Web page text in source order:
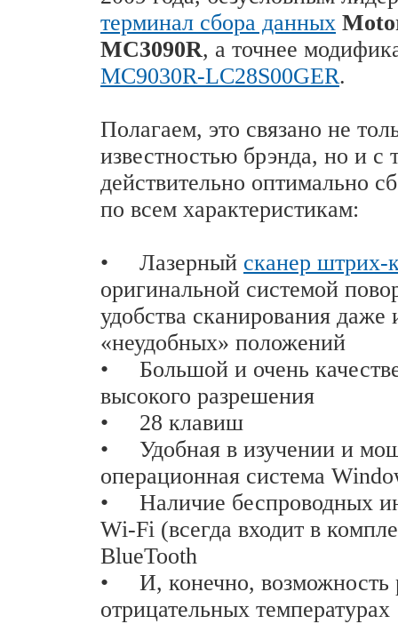
терминал сбора данных
MC3090R, а точнее
MC9030R-LC28S00GER.
Полагаем, это связано не
известностью брэнда, но и с
действительно оптимально
по всем характеристикам:
• Лазерный сканер штрих-
оригинальной системой
удобства сканирования даже
«неудобных» положений
•
Большой и очень
высокого разрешения
•
28 клавиш
•
Удобная в изучении и
операционная система
•
Наличие беспроводных
Wi-Fi (всегда входит в
BlueTooth
•
И, конечно, возможность
отрицательных температурах